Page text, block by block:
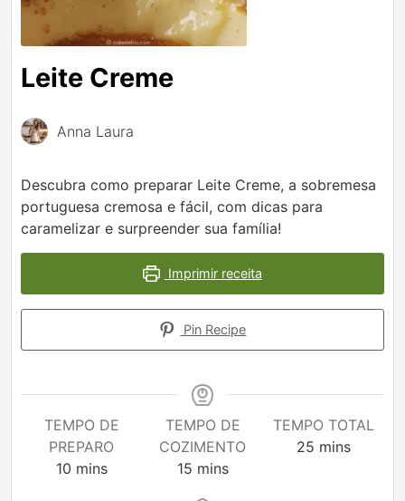
Leite Creme
Anna Laura
Descubra como preparar Leite Creme, a sobremesa
portuguesa cremosa e fácil, com dicas para
caramelizar e surpreender sua família!
Imprimir receita
Pin Recipe
TEMPO DE
PREPARO
10minutes
mins
TEMPO DE
COZIMENTO
15minutes
mins
TEMPO TOTAL
25 minutes
mins